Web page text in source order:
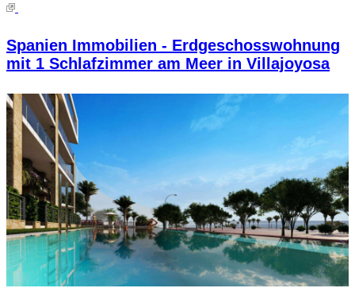
Spanien Immobilien - Erdgeschosswohnung
mit 1 Schlafzimmer am Meer in Villajoyosa